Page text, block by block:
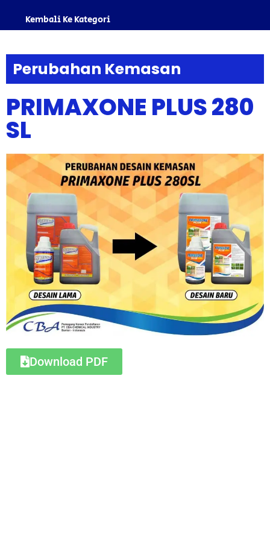
Kembali Ke Kategori
Perubahan Kemasan
PRIMAXONE PLUS 280
SL
Download PDF